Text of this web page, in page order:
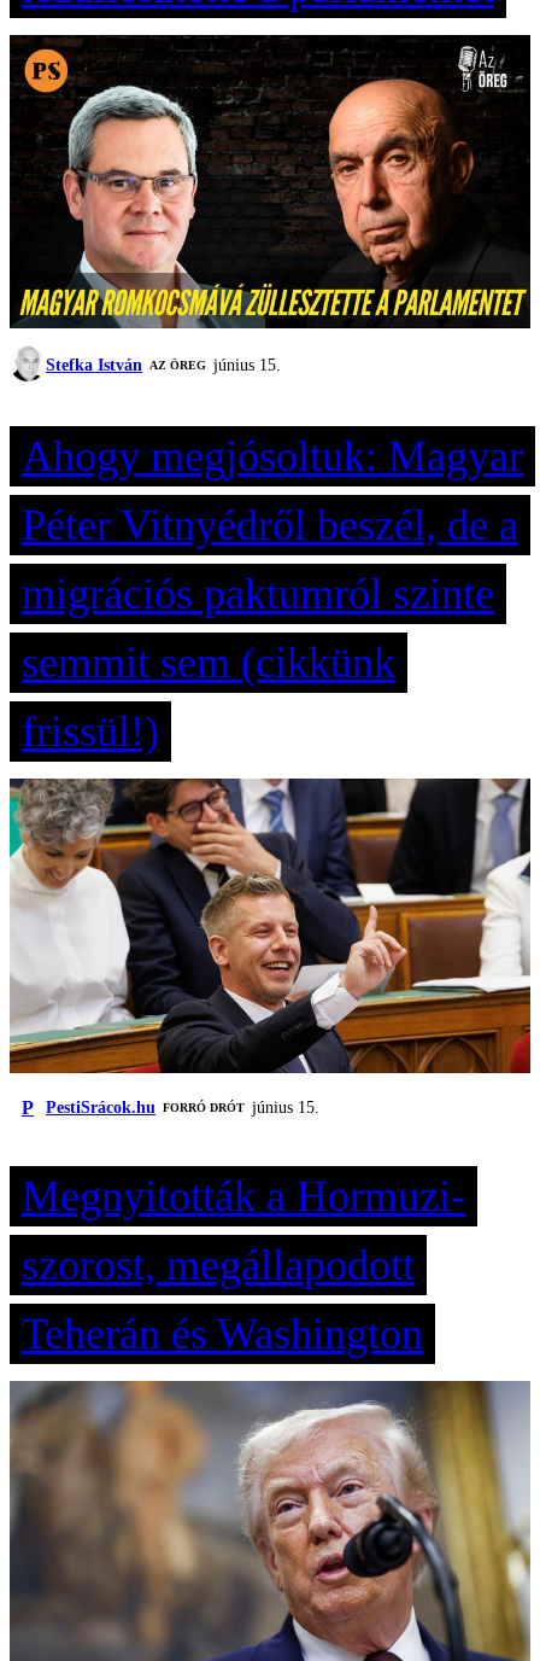
Stefka István AZ ÖREG június 15.
Ahogy megjósoltuk: Magyar
Péter Vitnyédről beszél, de a
migrációs paktumról szinte
semmit sem (cikkünk
frissül!)
P PestiSrácok.hu FORRÓ DRÓT június 15.
Megnyitották a Hormuzi-
szorost, megállapodott
Teherán és Washington